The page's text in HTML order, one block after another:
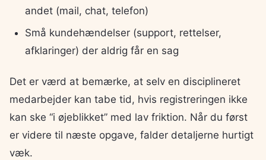
andet (mail, chat, telefon)
Små kundehændelser (support, rettelser,
afklaringer) der aldrig får en sag
Det er værd at bemærke, at selv en disciplineret
medarbejder kan tabe tid, hvis registreringen ikke
kan ske “i øjeblikket” med lav friktion. Når du først
er videre til næste opgave, falder detaljerne hurtigt
væk.